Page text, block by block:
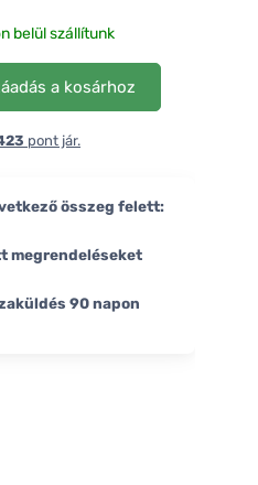
belül szállítunk
a kosárhoz
pont jár.
összeg felett:
megrendeléseket
90 napon